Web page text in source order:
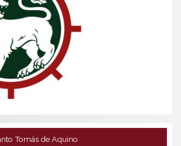
Tomás de Aquino